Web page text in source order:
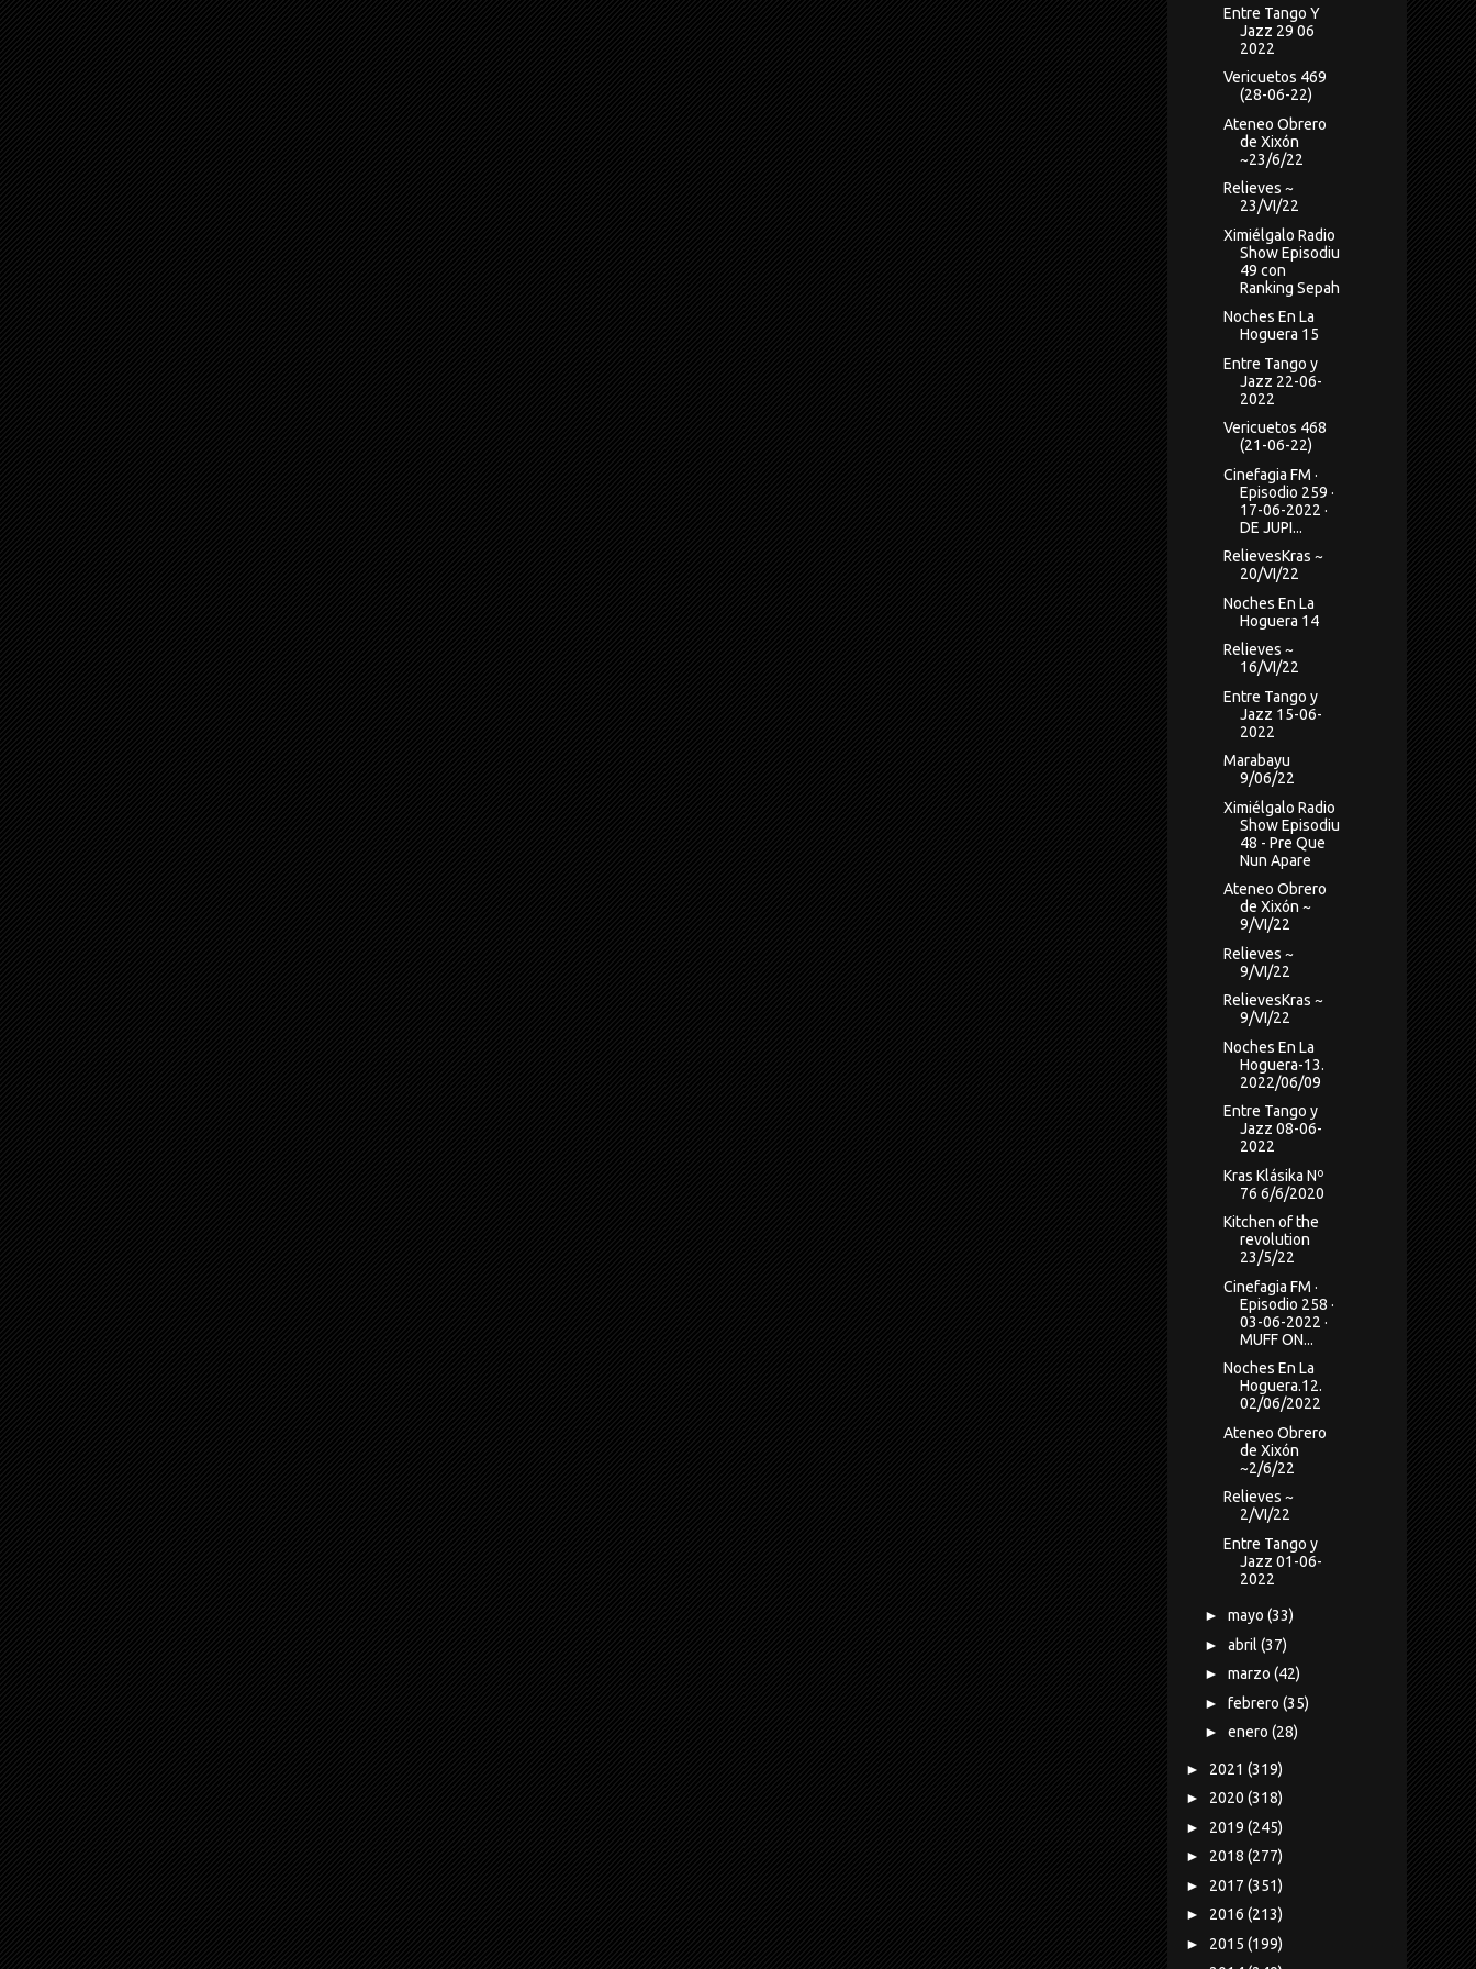
Entre Tango Y
Jazz 29 06
2022
Vericuetos 469
(28-06-22)
Ateneo Obrero
de Xixón
~23/6/22
Relieves ~
23/VI/22
Ximiélgalo Radio
Show Episodiu
49 con
Ranking Sepah
Noches En La
Hoguera 15
Entre Tango y
Jazz 22-06-
2022
Vericuetos 468
(21-06-22)
Cinefagia FM ·
Episodio 259 ·
17-06-2022 ·
DE JUPI...
RelievesKras ~
20/VI/22
Noches En La
Hoguera 14
Relieves ~
16/VI/22
Entre Tango y
Jazz 15-06-
2022
Marabayu
9/06/22
Ximiélgalo Radio
Show Episodiu
48 - Pre Que
Nun Apare
Ateneo Obrero
de Xixón ~
9/VI/22
Relieves ~
9/VI/22
RelievesKras ~
9/VI/22
Noches En La
Hoguera-13.
2022/06/09
Entre Tango y
Jazz 08-06-
2022
Kras Klásika Nº
76 6/6/2020
Kitchen of the
revolution
23/5/22
Cinefagia FM ·
Episodio 258 ·
03-06-2022 ·
MUFF ON...
Noches En La
Hoguera.12.
02/06/2022
Ateneo Obrero
de Xixón
~2/6/22
Relieves ~
2/VI/22
Entre Tango y
Jazz 01-06-
2022
► mayo (33)
► abril (37)
► marzo (42)
► febrero (35)
► enero (28)
► 2021 (319)
► 2020 (318)
► 2019 (245)
► 2018 (277)
► 2017 (351)
► 2016 (213)
► 2015 (199)